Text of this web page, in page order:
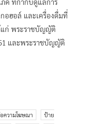
อฮอล์ และเครื่องดื่มที่
แก่ พระราชบัญญัติ
และพระราชบัญญัติ
ความโฆษณา
ป้าย